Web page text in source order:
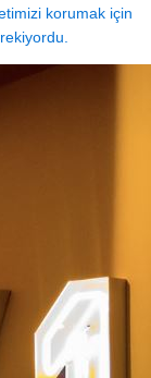
korumak için